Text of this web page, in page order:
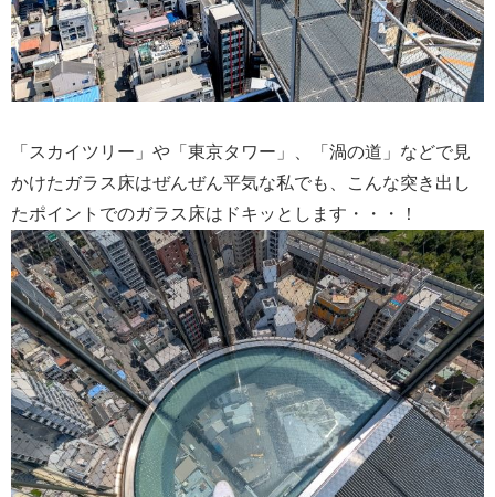
「スカイツリー」や「東京タワー」、「渦の道」などで見
かけたガラス床はぜんぜん平気な私でも、こんな突き出し
たポイントでのガラス床はドキッとします・・・！